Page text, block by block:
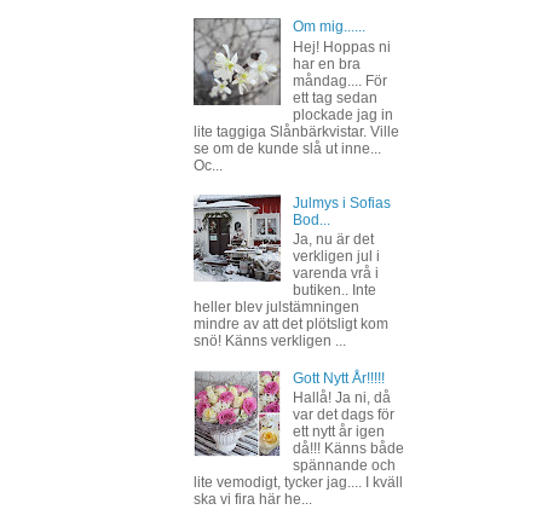
Om mig......
Hej! Hoppas ni
har en bra
måndag.... För
ett tag sedan
plockade jag in
lite taggiga Slånbärkvistar. Ville
se om de kunde slå ut inne...
Oc...
Julmys i Sofias
Bod...
Ja, nu är det
verkligen jul i
varenda vrå i
butiken.. Inte
heller blev julstämningen
mindre av att det plötsligt kom
snö! Känns verkligen ...
Gott Nytt År!!!!!
Hallå! Ja ni, då
var det dags för
ett nytt år igen
då!!! Känns både
spännande och
lite vemodigt, tycker jag.... I kväll
ska vi fira här he...